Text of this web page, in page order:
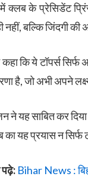
क्लब के प्रेसिडेंट
नहीं, बल्कि जिंदगी
कि ये टॉपर्स
है, जो अभी अपने
ने यह साबित कर
का यह प्रयास न
पढ़े: Bihar News :